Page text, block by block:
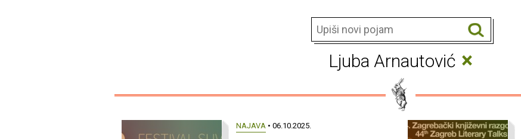
Ljuba Arnautović ×
NAJAVA • 06.10.2025.